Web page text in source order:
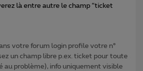
là entre autre le champ “ticket
votre forum login profile votre n°
un champ libre p.ex. ticket pour toute
au problème), info uniquement visible